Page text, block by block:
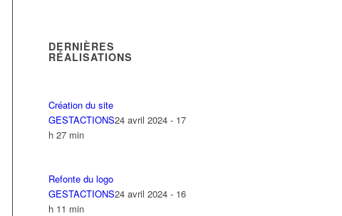
DERNIÈRES
RÉALISATIONS
Création du site
GESTACTIONS24 avril 2024 - 17
h 27 min
Refonte du logo
GESTACTIONS24 avril 2024 - 16
h 11 min